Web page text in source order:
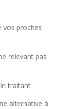
vos proches
relevant pas
traitant
alternative à